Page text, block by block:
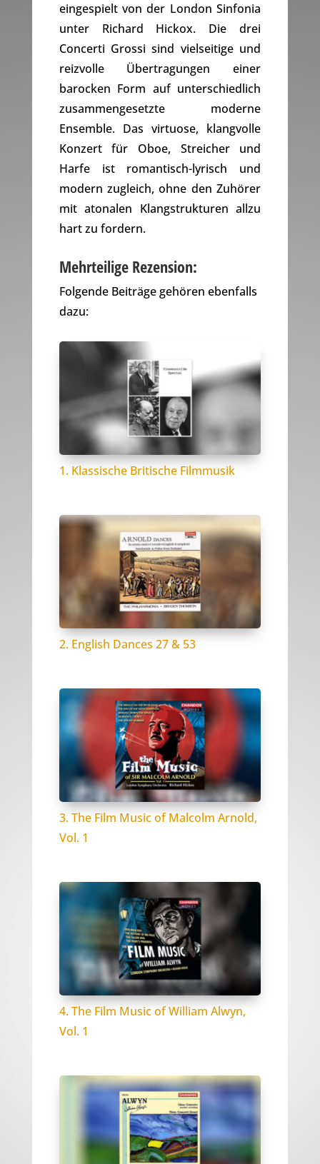
eingespielt von der London Sinfonia
unter Richard Hickox. Die drei
Concerti Grossi sind vielseitige und
reizvolle Übertragungen einer
barocken Form auf unterschiedlich
zusammengesetzte moderne
Ensemble. Das virtuose, klangvolle
Konzert für Oboe, Streicher und
Harfe ist romantisch-lyrisch und
modern zugleich, ohne den Zuhörer
mit atonalen Klangstrukturen allzu
hart zu fordern.
Mehrteilige Rezension:
Folgende Beiträge gehören ebenfalls
dazu:
1. Klassische Britische Filmmusik
2. English Dances 27 & 53
3. The Film Music of Malcolm Arnold,
Vol. 1
4. The Film Music of William Alwyn,
Vol. 1